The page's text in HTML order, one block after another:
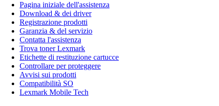
Pagina iniziale dell'assistenza
Download & dei driver
Registrazione prodotti
Garanzia & del servizio
Contatta l'assistenza
Trova toner Lexmark
Etichette di restituzione cartucce
Controllare per proteggere
Avvisi sui prodotti
Compatibilità SO
Lexmark Mobile Tech